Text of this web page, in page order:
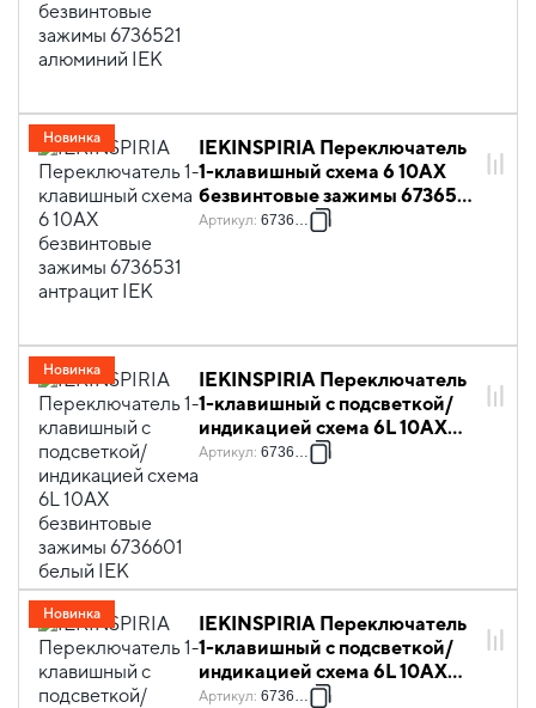
IEKINSPIRIA Переключатель
1-клавишный схема 6 10АХ
безвинтовые зажимы 6736531
антрацит IEK
Артикул: 6736531
Новинка
IEKINSPIRIA Переключатель
1-клавишный с подсветкой/
индикацией схема 6L 10АХ
безвинтовые зажимы 6736601
Артикул: 6736601
Новинка
IEKINSPIRIA Переключатель
1-клавишный с подсветкой/
индикацией схема 6L 10АХ
безвинтовые зажимы 6736611
Артикул: 6736611
Новинка